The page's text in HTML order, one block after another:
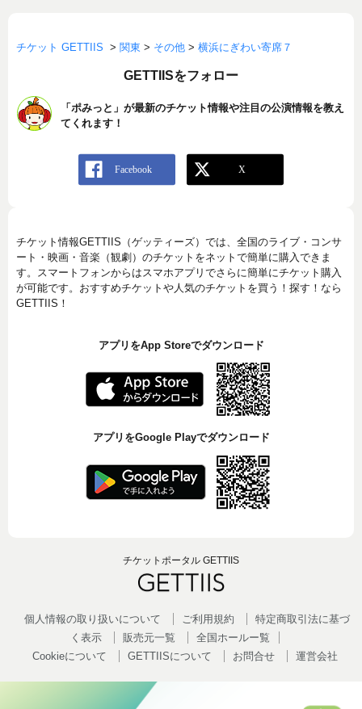
チケット GETTIIS > 関東 > その他 > 横浜にぎわい寄席７
GETTIISをフォロー
「ポみっと」が最新のチケット情報や注目の公演情報を教え
てくれます！
チケット情報GETTIIS（ゲッティーズ）では、全国のライブ・コンサ
ート・映画・音楽（観劇）のチケットをネットで簡単に購入できま
す。スマートフォンからはスマホアプリでさらに簡単にチケット購入
が可能です。おすすめチケットや人気のチケットを買う！探す！なら
GETTIIS！
アプリをApp Storeでダウンロード
アプリをGoogle Playでダウンロード
チケットポータル GETTIIS
個人情報の取り扱いについて ご利用規約
特定商取引法に基づ
く表示
販売元一覧
全国ホールー覧
Cookieについて
GETTIISについて お問合せ 運営会社